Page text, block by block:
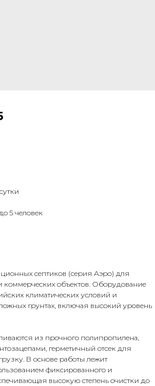
5 человек
септиков (серия Аэро) для
коммерческих объектов. Оборудование
климатических условий и
грунтах, включая высокий уровень
из прочного полипропилена,
герметичный отсек для
В основе работы лежит
фиксированного и
высокую степень очистки до